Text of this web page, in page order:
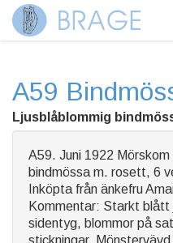
A59
Ljusblåblommig
A59. Juni 1922
bindmössa m. rosett, 6
Inköpta från änkefru
Kommentar: Starkt
sidentyg, blommor på
stickningar.